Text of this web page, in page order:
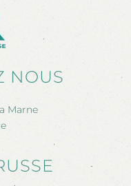
NOUS
Marne